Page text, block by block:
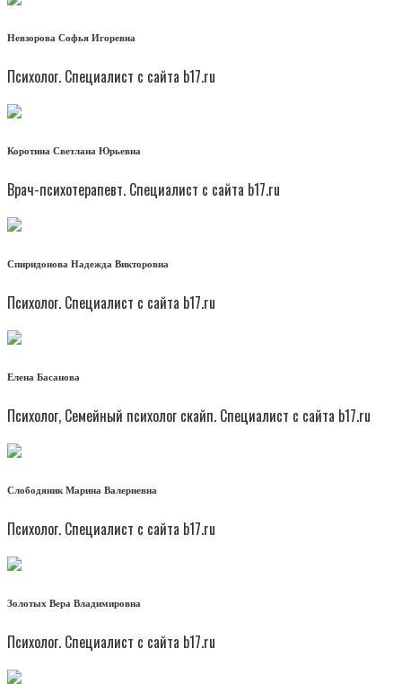
Невзорова Софья Игоревна
Психолог. Специалист с сайта b17.ru
Коротина Светлана Юрьевна
Врач-психотерапевт. Специалист с сайта b17.ru
Спиридонова Надежда Викторовна
Психолог. Специалист с сайта b17.ru
Елена Басанова
Психолог, Семейный психолог скайп. Специалист с сайта b17.ru
Слободяник Марина Валериевна
Психолог. Специалист с сайта b17.ru
Золотых Вера Владимировна
Психолог. Специалист с сайта b17.ru